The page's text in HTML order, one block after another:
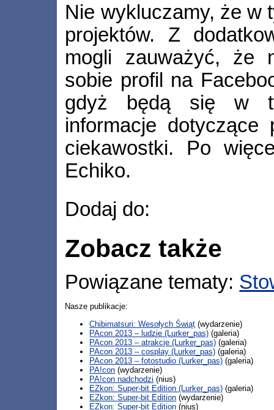
Nie wykluczamy, że w
projektów. Z
mogli zauważyć, że
sobie profil na
gdyż będą się w
informacje
ciekawostki. Po
Echiko.
Dodaj do:
Zobacz także
Powiązane tematy:
Nasze publikacje:
Chibimatsuri: Wesołych Świąt (wydarzenie)
PAcon 2013 – ludzie (Lurker_pas) (galeria)
PAcon 2013 – atrakcje (Lurker_pas) (galeria)
PAcon 2013 – cosplay (Lurker_pas) (galeria)
PAcon 2013 – fotostudio (Lurker_pas) (galeria)
PA!con (wydarzenie)
PA!con nadchodzi (nius)
EZkon: Super-bit Edition (Lurker_pas) (galeria)
EZkon: Super-bit Edition (wydarzenie)
EZkon: Super-bit Edition (nius)